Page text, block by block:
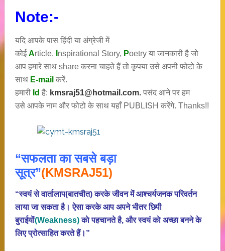
Note:-
यदि आपके पास हिंदी या अंग्रेजी में
कोईArticle, nspirational Story, Poetryया जानकारी है जो
आप हमारे साथ share करना चाहते हैं तो कृपया उसे अपनी फोटो के
साथ E-mail करें.
हमारी Id है: kmsraj51@hotmail.com. पसंद आने पर हम
उसे आपके नाम और फोटो के साथ यहाँ PUBLISH करेंगे. Thanks!!
“सफलता का सबसे बड़ा
सूत्र”(KMSRAJ51)
“स्वयं से वार्तालाप(बातचीत) करके जीवन में आश्चर्यजनक परिवर्तन
लाया जा सकता है। ऐसा करके आप अपने भीतर छिपी
बुराईयाें(Weakness)काे पहचानते है, और स्वयं काे अच्छा बनने के
लिए प्रोत्साहित करते हैं।”